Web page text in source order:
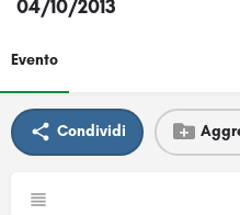
04/10/2013
Evento
Condividi